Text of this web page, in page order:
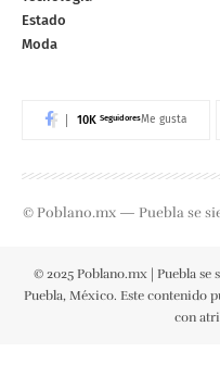
Estado
Moda
10K SeguidoresMe gusta
© Poblano.mx — Puebla se
© 2025 Poblano.mx | Puebla se
Puebla, México. Este contenido
con